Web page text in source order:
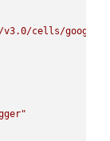
cells/